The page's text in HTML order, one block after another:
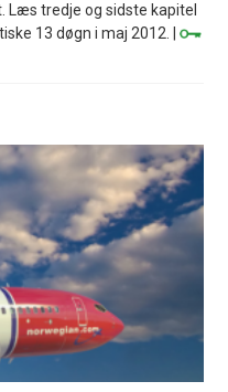
Læs tredje og sidste kapitel
13 døgn i maj 2012. |